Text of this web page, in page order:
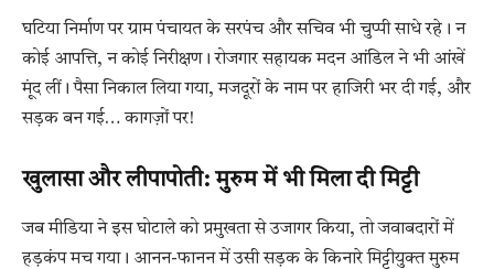
घटिया निर्माण पर ग्राम पंचायत के सरपंच और सचिव भी चुप्पी साधे रहे। न
कोई आपत्ति, न कोई निरीक्षण। रोजगार सहायक मदन आंडिल ने भी आंखें
मूंद लीं। पैसा निकाल लिया गया, मजदूरों के नाम पर हाजिरी भर दी गई, और
सड़क बन गई… कागज़ों पर!
खुलासा और लीपापोती: मुरुम में भी मिला दी मिट्टी
जब मीडिया ने इस घोटाले को प्रमुखता से उजागर किया, तो जवाबदारों में
हड़कंप मच गया। आनन-फानन में उसी सड़क के किनारे मिट्टीयुक्त मुरुम